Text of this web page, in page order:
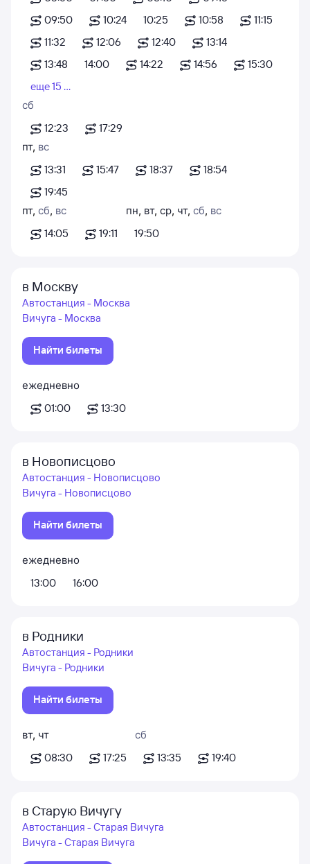
09:50
10:24 10:25 10:58
11:15
11:32
12:06 12:40
13:14
13:48
14:00 14:22 14:56
15:30
еще 15 ...
сб
12:23
17:29
пт, вс
13:31
15:47 18:37
18:54
19:45
пт, сб, вс
14:05
19:11
пн, вт, ср, чт, сб, вс
19:50
в Москву
Автостанция - Москва
Вичуга - Москва
Найти билеты
ежедневно
01:00
13:30
в Новописцово
Автостанция - Новописцово
Вичуга - Новописцово
Найти билеты
ежедневно
13:00
16:00
в Родники
Автостанция - Родники
Вичуга - Родники
Найти билеты
вт, чт
08:30
17:25
сб
13:35
19:40
в Старую Вичугу
Автостанция - Старая Вичуга
Вичуга - Старая Вичуга